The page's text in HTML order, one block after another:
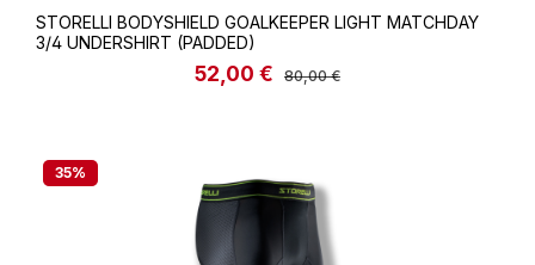
STORELLI BODYSHIELD GOALKEEPER LIGHT MATCHDAY
3/4 UNDERSHIRT (PADDED)
Verkaufspreis:
52,00 € Regulärer Preis:
80,00 €
35%